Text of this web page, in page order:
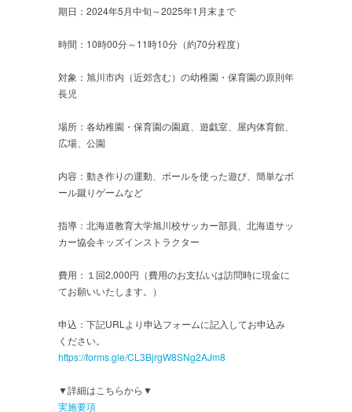
期日：2024年5月中旬～2025年1月末まで
時間：10時00分～11時10分（約70分程度）
対象：旭川市内（近郊含む）の幼稚園・保育園の原則年
長児
場所：各幼稚園・保育園の園庭、遊戯室、屋内体育館、
広場、公園
内容：動き作りの運動、ボールを使った遊び、簡単なボ
ール蹴りゲームなど
指導：北海道教育大学旭川校サッカー部員、北海道サッ
カー協会キッズインストラクター
費用：１回2,000円（費用のお支払いは訪問時に現金に
てお願いいたします。）
申込：下記URLより申込フォームに記入してお申込み
ください。
https://forms.gle/CL3BjrgW8SNg2AJm8
▼詳細はこちらから▼
実施要項